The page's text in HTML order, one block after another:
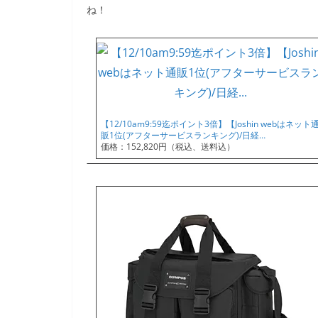
ね！
【12/10am9:59迄ポイント3倍】【Joshin webはネット
販1位(アフターサービスランキング)/日経…
価格：152,820円（税込、送料込）